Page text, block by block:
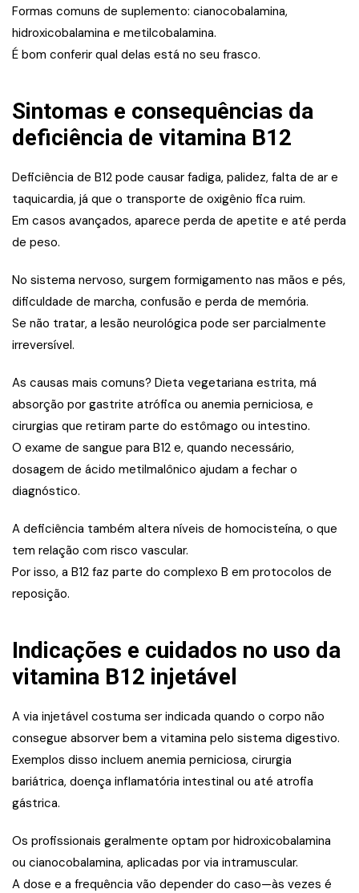
Formas comuns de suplemento: cianocobalamina,
hidroxicobalamina e metilcobalamina.
É bom conferir qual delas está no seu frasco.
Sintomas e consequências da
deficiência de vitamina B12
Deficiência de B12 pode causar fadiga, palidez, falta de ar e
taquicardia, já que o transporte de oxigênio fica ruim.
Em casos avançados, aparece perda de apetite e até perda
de peso.
No sistema nervoso, surgem formigamento nas mãos e pés,
dificuldade de marcha, confusão e perda de memória.
Se não tratar, a lesão neurológica pode ser parcialmente
irreversível.
As causas mais comuns? Dieta vegetariana estrita, má
absorção por gastrite atrófica ou anemia perniciosa, e
cirurgias que retiram parte do estômago ou intestino.
O exame de sangue para B12 e, quando necessário,
dosagem de ácido metilmalônico ajudam a fechar o
diagnóstico.
A deficiência também altera níveis de homocisteína, o que
tem relação com risco vascular.
Por isso, a B12 faz parte do complexo B em protocolos de
reposição.
Indicações e cuidados no uso da
vitamina B12 injetável
A via injetável costuma ser indicada quando o corpo não
consegue absorver bem a vitamina pelo sistema digestivo.
Exemplos disso incluem anemia perniciosa, cirurgia
bariátrica, doença inflamatória intestinal ou até atrofia
gástrica.
Os profissionais geralmente optam por hidroxicobalamina
ou cianocobalamina, aplicadas por via intramuscular.
A dose e a frequência vão depender do caso—às vezes é